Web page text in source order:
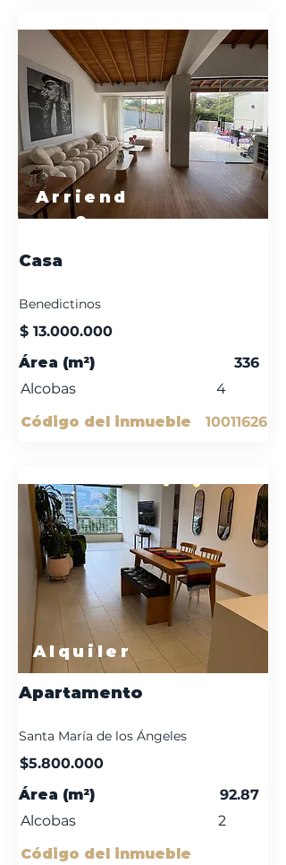
Arriend
o
Casa
Benedictinos
$ 13.000.000
336
Área (m²)
Alcobas
4
Código del inmueble
10011626
Alquiler
Apartamento
Santa María de los Ángeles
$5.800.000
92.87
Área (m²)
Alcobas
2
Código del inmueble